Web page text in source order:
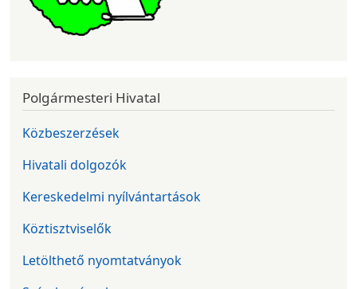
Polgármesteri Hivatal
Közbeszerzések
Hivatali dolgozók
Kereskedelmi nyílvántartások
Köztisztviselők
Letölthető nyomtatványok